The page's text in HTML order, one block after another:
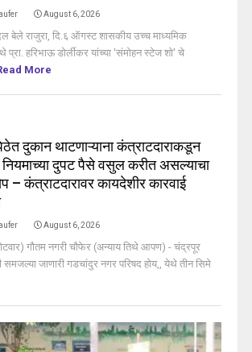
August 6, 2026
बेले राजुरा, दि.६ ऑगस्ट शासकीय उच्च माध्यमिक
हरिभाऊ डोर्लीकर यांच्या 'संमोहन स्टेज शो' चे
More
दुकान थाटणाऱ्याना कंत्राटदाराकडून
दुपट पैसे वसुल करीत असल्याचा
– कंत्राटदारावर कायदेशीर कारवाई
August 6, 2026
गौतम नगरी चौफेर (अन्याय तिथे आपण) - चंद्रपूर
समजल्या जाणारी गडचांदुर नगर परिषद होय,, येथे तीन सिमे